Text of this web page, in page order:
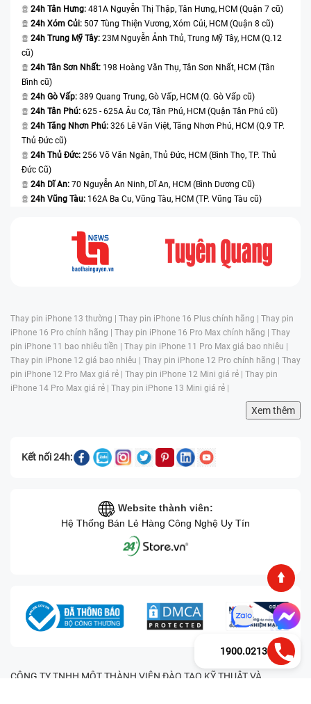
24h Tân Hưng: 481A Nguyễn Thị Thập, Tân Hưng, HCM (Quận 7 cũ)
24h Xóm Củi: 507 Tùng Thiện Vương, Xóm Củi, HCM (Quận 8 cũ)
24h Trung Mỹ Tây: 23M Nguyễn Ảnh Thủ, Trung Mỹ Tây, HCM (Q.12
cũ)
24h Tân Sơn Nhất: 198 Hoàng Văn Thụ, Tân Sơn Nhất, HCM (Tân
Bình cũ)
24h Gò Vấp: 389 Quang Trung, Gò Vấp, HCM (Q. Gò Vấp cũ)
24h Tân Phú: 625 - 625A Âu Cơ, Tân Phú, HCM (Quận Tân Phú cũ)
24h Tăng Nhơn Phú: 326 Lê Văn Việt, Tăng Nhơn Phú, HCM (Q.9 TP.
Thủ Đức cũ)
24h Thủ Đức: 256 Võ Văn Ngân, Thủ Đức, HCM (Bình Thọ, TP. Thủ
Đức Cũ)
24h Dĩ An: 70 Nguyễn An Ninh, Dĩ An, HCM (Bình Dương Cũ)
24h Vũng Tàu: 162A Ba Cu, Vũng Tàu, HCM (TP. Vũng Tàu cũ)
Thay pin iPhone 13 thường | Thay pin iPhone 16 Plus chính hãng | Thay pin
iPhone 16 Pro chính hãng | Thay pin iPhone 16 Pro Max chính hãng | Thay
pin iPhone 11 bao nhiêu tiền | Thay pin iPhone 11 Pro Max giá bao nhiêu |
Thay pin iPhone 12 giá bao nhiêu | Thay pin iPhone 12 Pro chính hãng | Thay
pin iPhone 12 Pro Max giá rẻ | Thay pin iPhone 12 Mini giá rẻ | Thay pin
iPhone 14 Pro Max giá rẻ | Thay pin iPhone 13 Mini giá rẻ |
Xem thêm
Kết nối 24h:
Website thành viên:
Hệ Thống Bán Lẻ Hàng Công Nghệ Uy Tín
CÔNG TY TNHH MỘT THÀNH VIÊN ĐÀO TẠO KỸ THUẬT VÀ
1900.0213